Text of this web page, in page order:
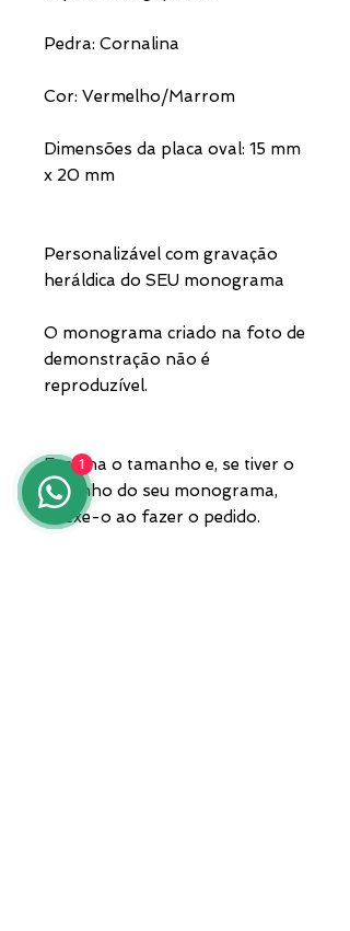
Pedra: Cornalina
Cor: Vermelho/Marrom
Dimensões da placa oval: 15 mm
x 20 mm
Personalizável com gravação
heráldica do SEU monograma
O monograma criado na foto de
demonstração não é
reproduzível.
Escolha o tamanho e, se tiver o
desenho do seu monograma,
anexe-o ao fazer o pedido.
1